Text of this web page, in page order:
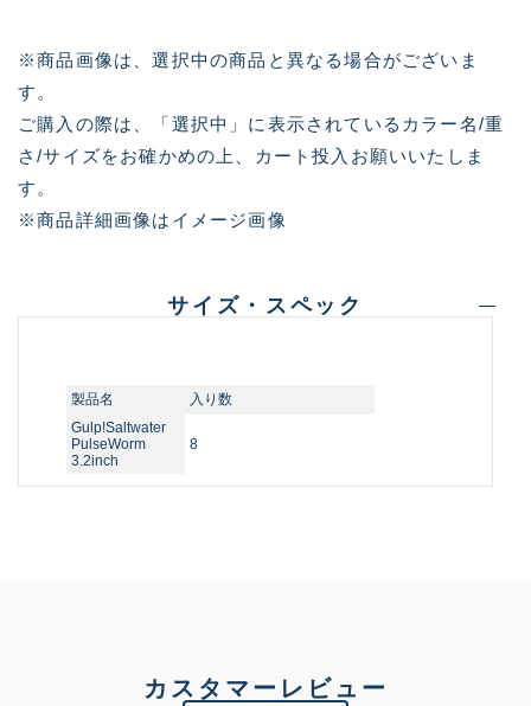
※商品画像は、選択中の商品と異なる場合がございま
す。
ご購入の際は、「選択中」に表示されているカラー名/重
さ/サイズをお確かめの上、カート投入お願いいたしま
す。
※商品詳細画像はイメージ画像
サイズ・スペック
製品名
入り数
Gulp!Saltwater
PulseWorm
3.2inch
8
カスタマーレビュー